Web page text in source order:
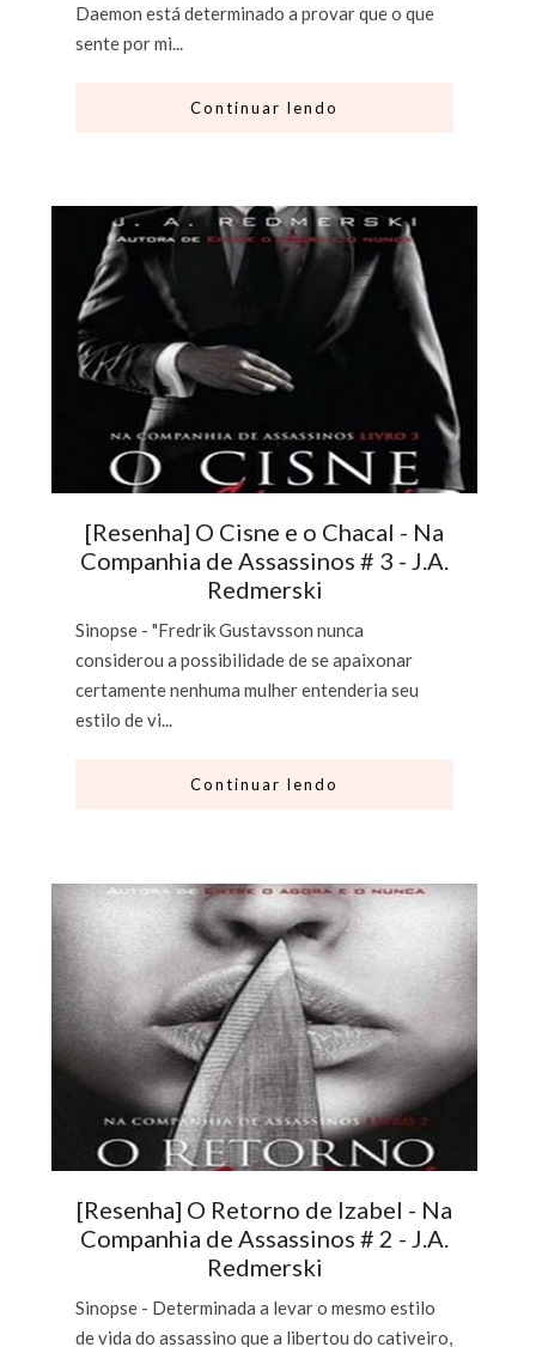
Daemon está determinado a provar que o que
sente por mi...
Continuar lendo
[Resenha] O Cisne e o Chacal - Na
Companhia de Assassinos # 3 - J.A.
Redmerski
Sinopse - "Fredrik Gustavsson nunca
considerou a possibilidade de se apaixonar
certamente nenhuma mulher entenderia seu
estilo de vi...
Continuar lendo
[Resenha] O Retorno de Izabel - Na
Companhia de Assassinos # 2 - J.A.
Redmerski
Sinopse - Determinada a levar o mesmo estilo
de vida do assassino que a libertou do cativeiro,